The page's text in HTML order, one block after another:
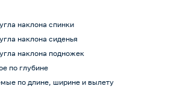
наклона спинки
наклона сиденья
наклона подножек
по глубине
по длине, ширине и вылету